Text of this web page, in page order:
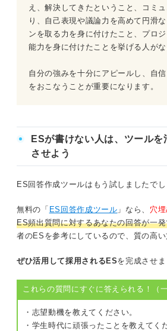
え、解決してきたということ、コミ
り、自己表現や議論力を高めて円滑
ンを取る力を身に付けたこと、プロ
能力を身に付けたことを挙げる人がな
自分の強みを十分にアピールし、自
をおこなうことが重要になります。
ESが書けない人は、ツール
させよう
ES回答作成ツールはもう試しましたでし
無料の「 ES回答作成ツール 」なら、 穴
ES頻出質問に対するあなたの回答が一
者のESを参考にしているので、質の高い
ぜひ活用して採用されるESを完成させま
これらの質問にすぐに答えられる！（一
・志望動機を教えてください。
・学生時代に頑張ったことを教えてく